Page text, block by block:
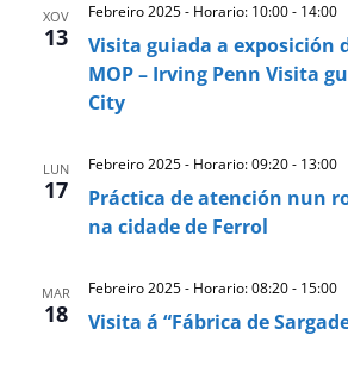
XOV
13
Visita guiada a exposición
MOP – Irving Penn Visita
City
Febreiro 2025 - Horario: 10:00- 14:00
LUN
17
Práctica de atención nun
na cidade de Ferrol
Febreiro 2025 - Horario: 09:20- 13:00
MAR
18 Visita á “Fábrica de
Febreiro 2025 - Horario: 08:20- 15:00